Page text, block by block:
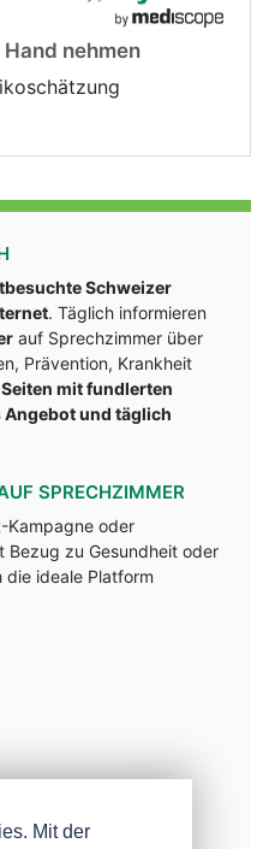
nehmen
Schweizer
. Täglich informieren
auf Sprechzimmer über
Prävention, Krankheit
mit fundlerten
und täglich
SPRECHZIMMER
Kampagne oder
Bezug zu Gesundheit oder
die ideale Platform
Mit der